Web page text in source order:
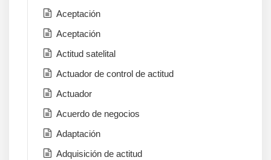
Aceptación
Aceptación
Actitud satelital
Actuador de control de actitud
Actuador
Acuerdo de negocios
Adaptación
Adquisición de actitud